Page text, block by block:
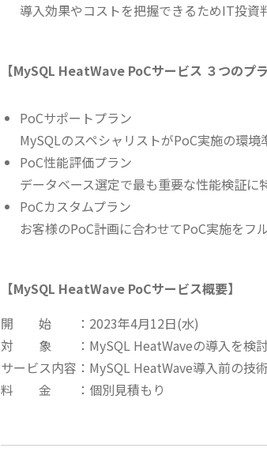
導入効果やコストを把握できるためIT投資
【MySQL HeatWave PoCサービス ３つのプラ
PoCサポートプラン
MySQLのスペシャリストがPoC実施の環
PoC性能評価プラン
データベース選定で最も重要な性能検証
PoCカスタムプラン
お客様のPoC計画に合わせてPoC実施をフ
【MySQL HeatWave PoCサービス概要】
開 始 ：2023年4月12日(水)
対 象 ：MySQL HeatWaveの導入を検討
サービス内容：MySQL HeatWave導入前の技
料 金 ：個別見積もり